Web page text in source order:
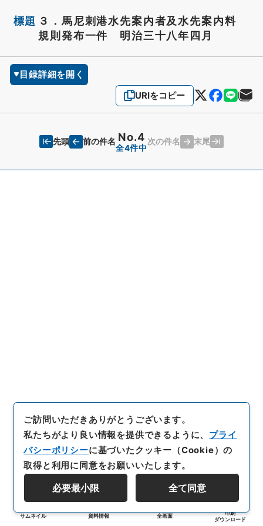
標題 ３．馬尼刺港水先案内者及水先案内料
規則発布一件 明治三十八年四月
目録詳細を開く
URIをコピー
先頭 前の件名 No.4
全4件中
次の件名 末尾
サムネイル 資料情報 全画面
印刷
ダウンロード
ご訪問いただきありがとうございます。
私たちがより良い情報を提供できるように、 プライ
バシーポリシーに基づいたクッキー（Cookie）の
取得と利用に同意をお願いいたします。
必要最小限 全て同意